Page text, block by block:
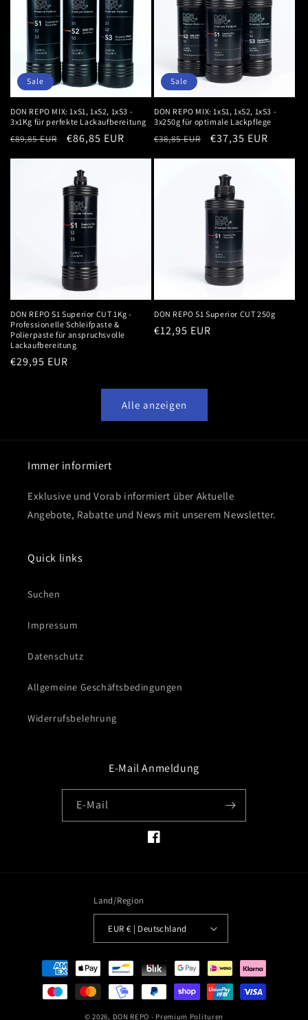
Sale
DON REPO MIX: 1xS1, 1xS2, 1xS3 -
3x1Kg für perfekte Lackaufbereitung
Normaler
€89,85 EUR Verkaufspreis
€86,85 EUR
Sale
DON REPO MIX: 1xS1, 1xS2, 1xS3 -
3x250g für optimale Lackpflege
Normaler
€38,85 EUR Verkaufspreis
€37,35 EUR
DON REPO S1 Superior CUT 1Kg -
Professionelle Schleifpaste &
Polierpaste für anspruchsvolle
Lackaufbereitung
Normaler
€29,95 EUR
DON REPO S1 Superior CUT 250g
Normaler
€12,95 EUR
Alle anzeigen
Immer informiert
Exklusive und Vorab informiert über Aktuelle
Angebote, Rabatte und News mit unserem Newsletter.
Quick links
Suchen
Impressum
Datenschutz
Allgemeine Geschäftsbedingungen
Widerrufsbelehrung
E-Mail Anmeldung
E-Mail
Facebook
Land/Region
EUR € | Deutschland
Zahlungsmethoden
© 2026, DON REPO - Premium Polituren